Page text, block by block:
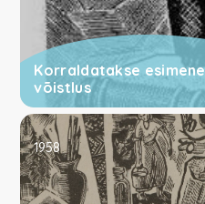
Korraldatakse
võistlus
1958